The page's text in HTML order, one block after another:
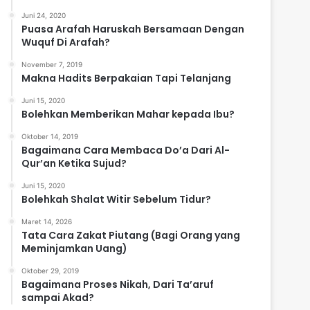
Juni 24, 2020
Puasa Arafah Haruskah Bersamaan Dengan
Wuquf Di Arafah?
November 7, 2019
Makna Hadits Berpakaian Tapi Telanjang
Juni 15, 2020
Bolehkan Memberikan Mahar kepada Ibu?
Oktober 14, 2019
Bagaimana Cara Membaca Do’a Dari Al-
Qur’an Ketika Sujud?
Juni 15, 2020
Bolehkah Shalat Witir Sebelum Tidur?
Maret 14, 2026
Tata Cara Zakat Piutang (Bagi Orang yang
Meminjamkan Uang)
Oktober 29, 2019
Bagaimana Proses Nikah, Dari Ta’aruf
sampai Akad?